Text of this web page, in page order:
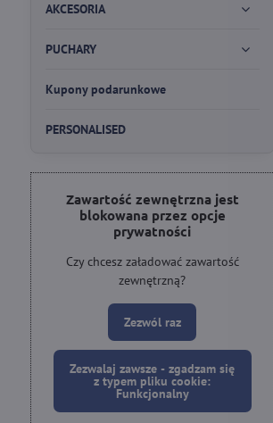
AKCESORIA
PUCHARY
Kupony podarunkowe
PERSONALISED
Zawartość zewnętrzna jest
blokowana przez opcje
prywatności
Czy chcesz załadować zawartość
zewnętrzną?
Zezwól raz
Zezwalaj zawsze - zgadzam się
z typem pliku cookie:
Funkcjonalny